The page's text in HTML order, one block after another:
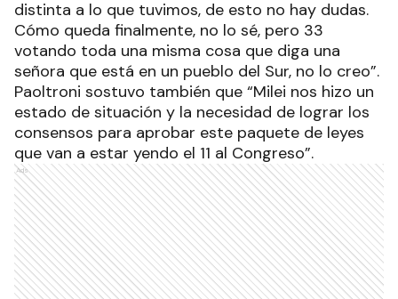
distinta a lo que tuvimos, de esto no hay dudas.
Cómo queda finalmente, no lo sé, pero 33
votando toda una misma cosa que diga una
señora que está en un pueblo del Sur, no lo creo”.
Paoltroni sostuvo también que “Milei nos hizo un
estado de situación y la necesidad de lograr los
consensos para aprobar este paquete de leyes
que van a estar yendo el 11 al Congreso”.
Ads